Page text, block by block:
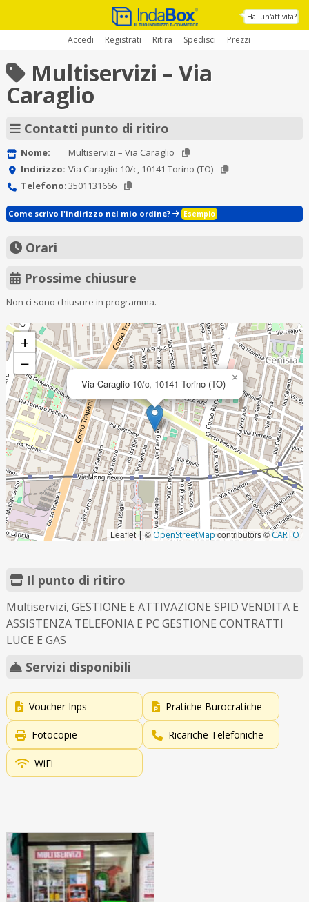
Hai un'attività?
Accedi Registrati Ritira Spedisci Prezzi
Multiservizi – Via
Caraglio
Contatti punto di ritiro
Nome:
Multiservizi – Via Caraglio
Indirizzo: Via Caraglio 10/c, 10141 Torino (TO)
Telefono:3501131666
Come scrivo l'indirizzo nel mio ordine? Esempio
Orari
Prossime chiusure
Non ci sono chiusure in programma.
Via Caraglio 10/c, 10141 Torino (TO) ×
+
−
Leaflet | © OpenStreetMap contributors ©CARTO
Il punto di ritiro
Multiservizi, GESTIONE E ATTIVAZIONE SPID VENDITA E
ASSISTENZA TELEFONIA E PC GESTIONE CONTRATTI
LUCE E GAS
Servizi disponibili
Voucher Inps Pratiche Burocratiche
Fotocopie Ricariche Telefoniche
WiFi